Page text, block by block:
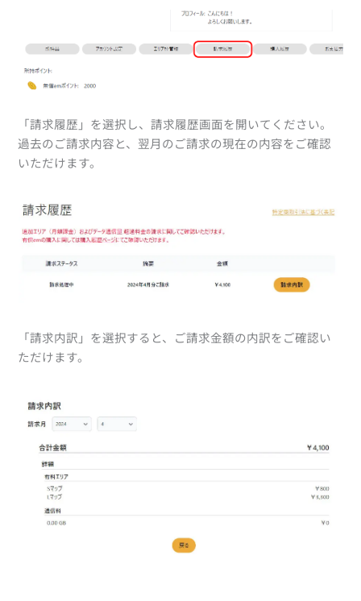
「請求履歴」を選択し、請求履歴画面を開いてください。
過去のご請求内容と、翌月のご請求の現在の内容をご確認
いただけます。
「請求内訳」を選択すると、ご請求金額の内訳をご確認い
ただけます。